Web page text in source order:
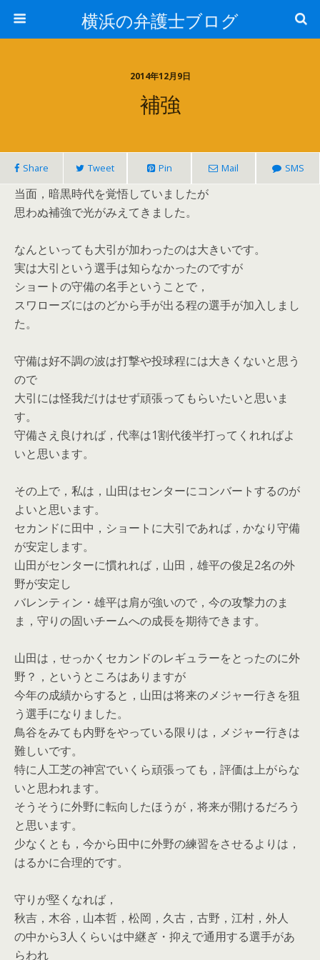
横浜の弁護士ブログ
2014年12月9日
補強
Share Tweet Pin Mail SMS
当面，暗黒時代を覚悟していましたが
思わぬ補強で光がみえてきました。
なんといっても大引が加わったのは大きいです。
実は大引という選手は知らなかったのですが
ショートの守備の名手ということで，
スワローズにはのどから手が出る程の選手が加入しまし
た。
守備は好不調の波は打撃や投球程には大きくないと思う
ので
大引には怪我だけはせず頑張ってもらいたいと思いま
す。
守備さえ良ければ，代率は1割代後半打ってくれればよ
いと思います。
その上で，私は，山田はセンターにコンバートするのが
よいと思います。
セカンドに田中，ショートに大引であれば，かなり守備
が安定します。
山田がセンターに慣れれば，山田，雄平の俊足2名の外
野が安定し
バレンティン・雄平は肩が強いので，今の攻撃力のま
ま，守りの固いチームへの成長を期待できます。
山田は，せっかくセカンドのレギュラーをとったのに外
野？，というところはありますが
今年の成績からすると，山田は将来のメジャー行きを狙
う選手になりました。
鳥谷をみても内野をやっている限りは，メジャー行きは
難しいです。
特に人工芝の神宮でいくら頑張っても，評価は上がらな
いと思われます。
そうそうに外野に転向したほうが，将来が開けるだろう
と思います。
少なくとも，今から田中に外野の練習をさせるよりは，
はるかに合理的です。
守りが堅くなれば，
秋吉，木谷，山本哲，松岡，久古，古野，江村，外人
の中から3人くらいは中継ぎ・抑えで通用する選手があ
らわれ